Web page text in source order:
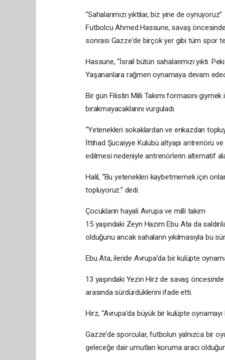
“Sahalarımızı yıktılar, biz yine de oynuyoruz”
Futbolcu Ahmed Hassune, savaş öncesinde
sonrası Gazze'de birçok yer gibi tüm spor
Hassune, “İsrail bütün sahalarımızı yıktı.
Yaşananlara rağmen oynamaya devam
Bir gün Filistin Milli Takımı formasını
bırakmayacaklarını vurguladı.
“Yetenekleri sokaklardan ve enkazdan
İttihad Şucaiyye Kulübü altyapı antrenörü
edilmesi nedeniyle antrenörlerin alternatif
Halil, “Bu yetenekleri kaybetmemek için
topluyoruz.” dedi.
Çocukların hayali Avrupa ve milli takım
15 yaşındaki Zeyn Hazım Ebu Ata da
olduğunu ancak sahaların yıkılmasıyla bu
Ebu Ata, ileride Avrupa’da bir kulüpte
13 yaşındaki Yezin Hirz de savaş
arasında sürdürdüklerini ifade etti.
Hirz, “Avrupa’da büyük bir kulüpte
Gazze’de sporcular, futbolun yalnızca bir
geleceğe dair umutları koruma aracı